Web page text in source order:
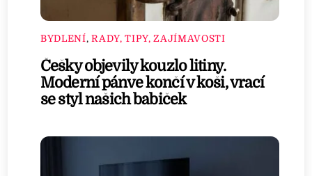
BYDLENÍ,RADY, TIPY, ZAJÍMAVOSTI
Češky objevily kouzlo litiny.
Moderní pánve končí v koši, vrací
se styl našich babiček